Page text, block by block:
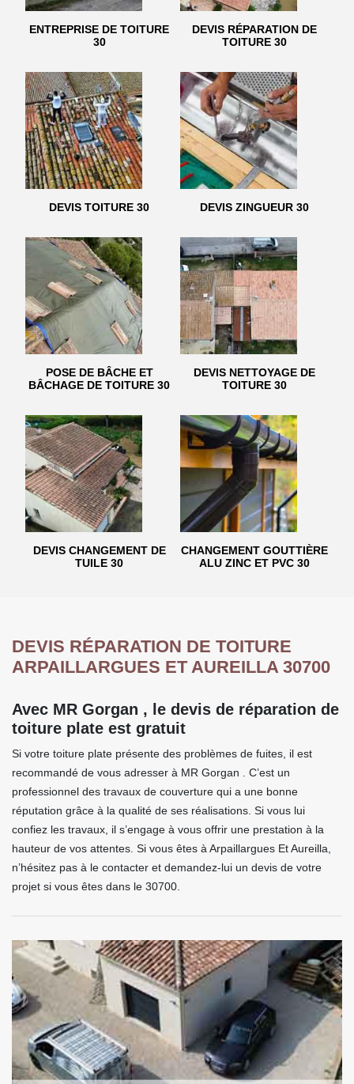
ENTREPRISE DE TOITURE
30
DEVIS RÉPARATION DE
TOITURE 30
DEVIS TOITURE 30 DEVIS ZINGUEUR 30
POSE DE BÂCHE ET
BÂCHAGE DE TOITURE 30
DEVIS NETTOYAGE DE
TOITURE 30
DEVIS CHANGEMENT DE
TUILE 30
CHANGEMENT GOUTTIÈRE
ALU ZINC ET PVC 30
DEVIS RÉPARATION DE TOITURE
ARPAILLARGUES ET AUREILLA 30700
Avec MR Gorgan , le devis de réparation de
toiture plate est gratuit
Si votre toiture plate présente des problèmes de fuites, il est
recommandé de vous adresser à MR Gorgan . C’est un
professionnel des travaux de couverture qui a une bonne
réputation grâce à la qualité de ses réalisations. Si vous lui
confiez les travaux, il s’engage à vous offrir une prestation à la
hauteur de vos attentes. Si vous êtes à Arpaillargues Et Aureilla,
n’hésitez pas à le contacter et demandez-lui un devis de votre
projet si vous êtes dans le 30700.